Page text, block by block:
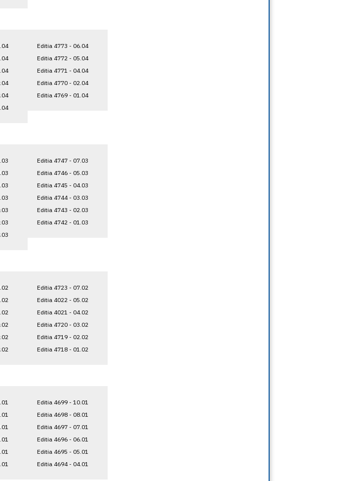
Editia 4773 - 06.04
Editia 4772 - 05.04
Editia 4771 - 04.04
Editia 4770 - 02.04
Editia 4769 - 01.04
Editia 4747 - 07.03
Editia 4746 - 05.03
Editia 4745 - 04.03
Editia 4744 - 03.03
Editia 4743 - 02.03
Editia 4742 - 01.03
Editia 4723 - 07.02
Editia 4022 - 05.02
Editia 4021 - 04.02
Editia 4720 - 03.02
Editia 4719 - 02.02
Editia 4718 - 01.02
Editia 4699 - 10.01
Editia 4698 - 08.01
Editia 4697 - 07.01
Editia 4696 - 06.01
Editia 4695 - 05.01
Editia 4694 - 04.01